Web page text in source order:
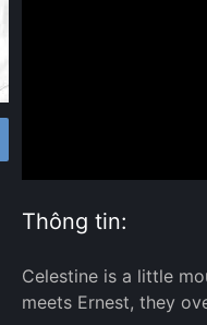
Thông tin:
Celestine is a little
meets Ernest, they